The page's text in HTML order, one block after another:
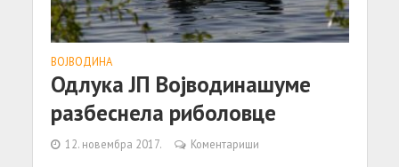
ВОЈВОДИНА
Одлука ЈП Војводинашуме
разбеснела риболовце
12. новембра 2017. Коментариши